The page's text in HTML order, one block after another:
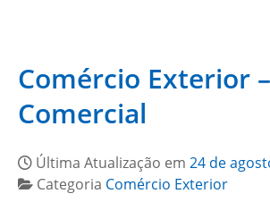
Comércio Exterior
Comercial
Última Atualização em 24 de
Categoria Comércio Exterior